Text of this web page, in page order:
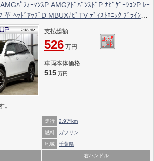
ﾊﾟﾌｫｰﾏﾝｽP AMGｱﾄﾞﾊﾞﾝｽﾄﾞP ﾅﾋﾞｹﾞｰｼｮﾝP ﾚｰ
革 ﾍｯﾄﾞｱｯﾌﾟD MBUXﾅﾋﾞTV ﾃﾞｨｽﾄﾛﾆｯｸ ﾌﾞﾗｲﾝﾄﾞ
ｰﾙｹﾞｰﾄ ｷｰﾚｽｺﾞｰ 2年保証
支払総額
526 万円
車両本体価格
515 万円
。
走行 2.9万km
燃料 ガソリン
地域 千葉県
右ハンドル